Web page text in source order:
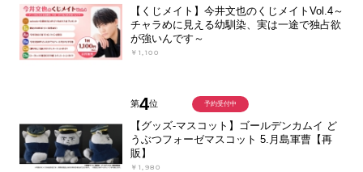
【くじメイト】今井文也のくじメイトVol.4～
チャラめに見える幼馴染、実は一途で独占欲
が強いんです～
￥1,100
第4位
【グッズ-マスコット】ゴールデンカムイ ど
うぶつフォーゼマスコット 5.月島軍曹【再
販】
￥1,980
予約受付中